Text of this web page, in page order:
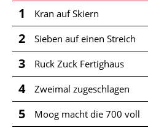
1 Kran auf Skiern
2 Sieben auf einen Streich
3 Ruck Zuck Fertighaus
4 Zweimal zugeschlagen
5 Moog macht die 700 voll